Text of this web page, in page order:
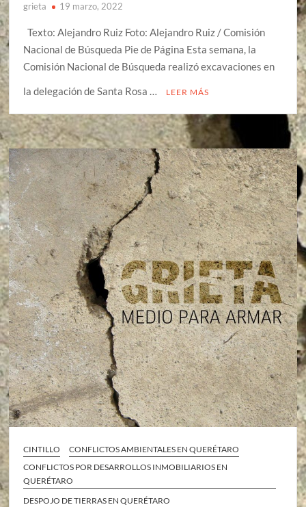
grieta 19 marzo, 2022
Texto: Alejandro Ruiz Foto: Alejandro Ruiz / Comisión
Nacional de Búsqueda Pie de Página Esta semana, la
Comisión Nacional de Búsqueda realizó excavaciones en
la delegación de Santa Rosa …
LEER MÁS
CINTILLO
CONFLICTOS AMBIENTALES EN QUERÉTARO
CONFLICTOS POR DESARROLLOS INMOBILIARIOS EN
QUERÉTARO
DESPOJO DE TIERRAS EN QUERÉTARO